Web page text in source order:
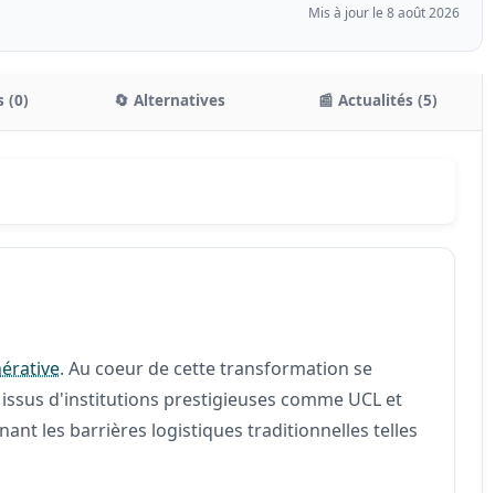
Mis à jour le 8 août 2026
(0) 🔄 Alternatives 📰 Actualités (5)
. Au coeur de cette transformation se
d'institutions prestigieuses comme UCL et
les barrières logistiques traditionnelles telles